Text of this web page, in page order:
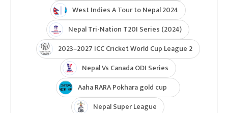
West Indies A Tour to Nepal 2024
Nepal Tri-Nation T20I Series (2024)
2023–2027 ICC Cricket World Cup League 2
Nepal Vs Canada ODI Series
Aaha RARA Pokhara gold cup
Nepal Super League